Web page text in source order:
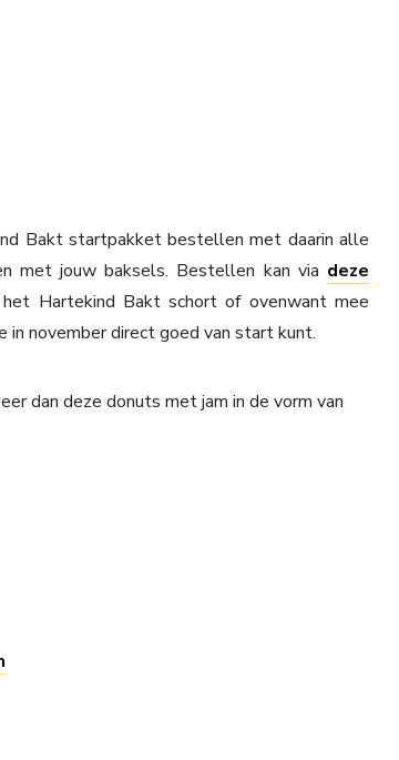
Bakt startpakket bestellen met daarin alle
met jouw baksels. Bestellen kan via deze
Hartekind Bakt schort of ovenwant mee
november direct goed van start kunt.
dan deze donuts met jam in de vorm van